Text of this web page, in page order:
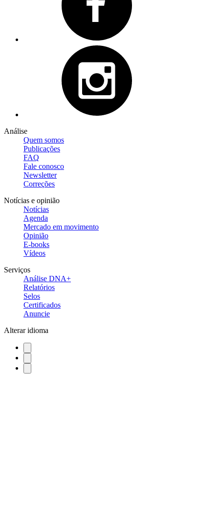
Análise
Quem somos
Publicações
FAQ
Fale conosco
Newsletter
Correções
Notícias e opinião
Notícias
Agenda
Mercado em movimento
Opinião
E-books
Vídeos
Serviços
Análise DNA+
Relatórios
Selos
Certificados
Anuncie
Alterar idioma